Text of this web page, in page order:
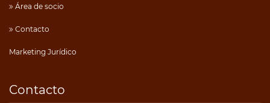
Área de socio
Contacto
Marketing Jurídico
Contacto